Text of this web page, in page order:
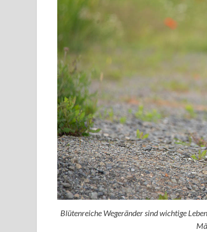
Blütenreiche Wegeränder sind wichtige